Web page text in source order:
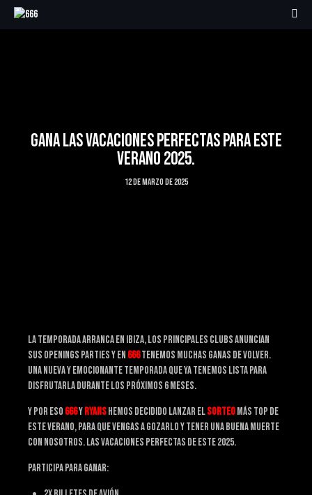
GANA LAS VACACIONES PERFECTAS PARA ESTE
VERANO 2025.
12 de marzo de 2025
La temporada arranca en Ibiza, los principales clubs anuncian
sus openings parties y en 666tenemos muchas ganas de volver.
una nueva y emocionante temporada que ya tenemos lista para
disfrutarla durante los próximos 6 meses.
Y por eso 666yryanshemos decidido lanzar elsorteomás top de
este verano, para que vengas a gozarlo y tener una buena muerte
con nosotros. Las vacaciones perfectas de este 2025.
Participa para ganar: